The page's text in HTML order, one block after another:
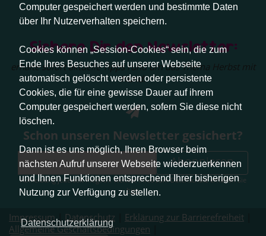
Computer gespeichert werden und bestimmte Daten
über Ihr Nutzerverhalten speichern.
Cookies können „Session-Cookies“ sein, die zum
Ende Ihres Besuches auf unserer Webseite
automatisch gelöscht werden oder persistente
Cookies, die für eine gewisse Dauer auf ihrem
Computer gespeichert werden, sofern Sie diese nicht
löschen.
Dann ist es uns möglich, Ihren Browser beim
nächsten Aufruf unserer Webseite wiederzuerkennen
und Ihnen Funktionen entsprechend Ihrer bisherigen
Nutzung zur Verfügung zu stellen.
Datenschutzerklärung
Sichere Dir den Newsletter:
erhalte sofort aktuelle Tipps rund um das Thema Herbst mit
Hund.
Schon unseren Newsletter gesichert?
Abonnieren
Abmeldung jederzeit möglich. Weitere Infos zum Datenschutz erhalten Sie
hier.
Impressum| Datenschutz Erklärung zur Barrierefreiheit
Allgemeine Geschäftsbedingungen